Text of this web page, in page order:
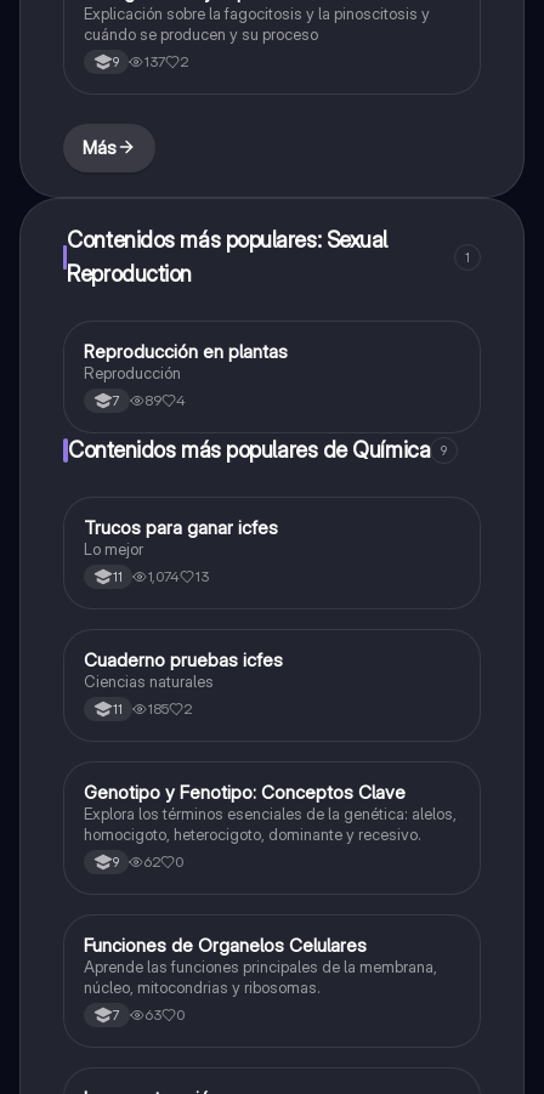
Explicación sobre la fagocitosis y la pinoscitosis y
cuándo se producen y su proceso
9 137 2
Más
Contenidos más populares: Sexual
Reproduction
1
Biologia
Reproducción en plantas
Reproducción
7 89 4
Contenidos más populares de Química 9
Química
Trucos para ganar icfes
Lo mejor
11 1,074 13
Biologia
Cuaderno pruebas icfes
Ciencias naturales
11 185 2
GBiologia
Genotipo y Fenotipo: Conceptos Clave
Explora los términos esenciales de la genética: alelos,
homocigoto, heterocigoto, dominante y recesivo.
9 62 0
FBiologia
Funciones de Organelos Celulares
Aprende las funciones principales de la membrana,
núcleo, mitocondrias y ribosomas.
7 63 0